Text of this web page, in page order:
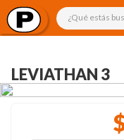
¿Qué estás
LEVIATHAN 3